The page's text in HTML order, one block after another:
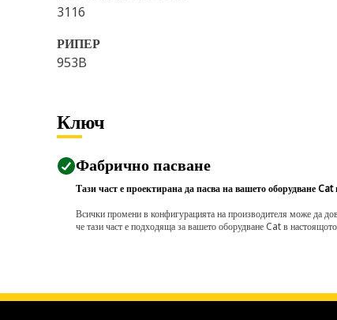
3116
РИПЕР
953B
Ключ
Фабрично пасване
Тази част е проектирана да пасва на вашето оборудване
Всички промени в конфигурацията на производителя може да
че тази част е подходяща за вашето оборудване Cat в